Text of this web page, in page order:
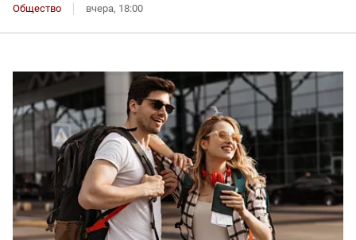
Общество вчера, 18:00